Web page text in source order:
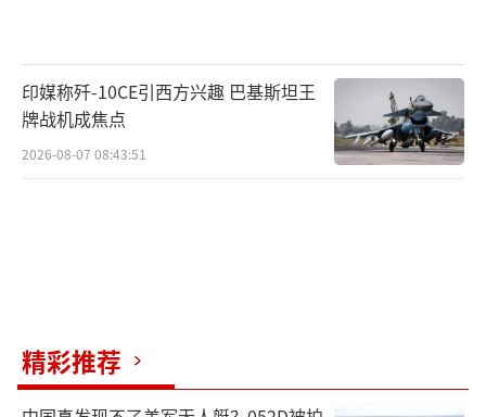
印媒称歼-10CE引西方兴趣 巴基斯坦王
牌战机成焦点
2026-08-07 08:43:51
精彩推荐